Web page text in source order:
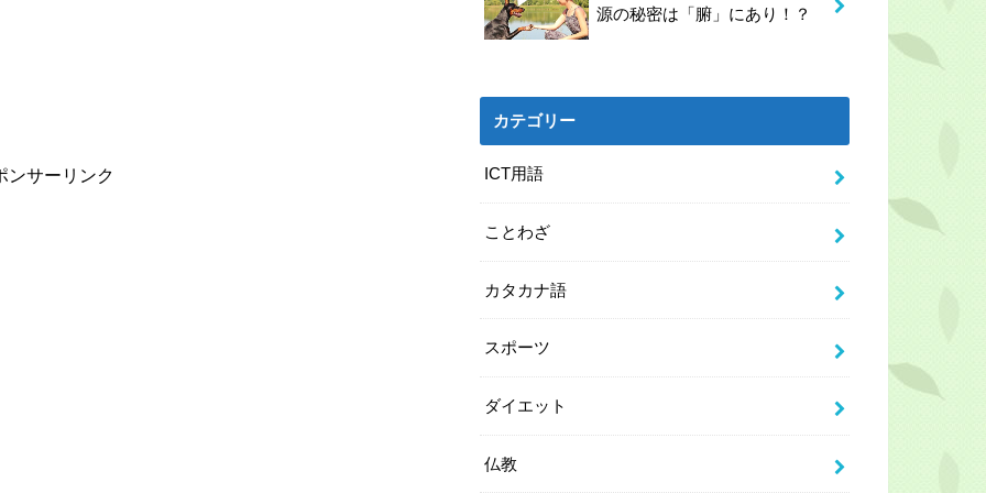
ンサーリンク
源の秘密は「腑」にあり！？
カテゴリー
ICT用語
ことわざ
カタカナ語
スポーツ
ダイエット
仏教